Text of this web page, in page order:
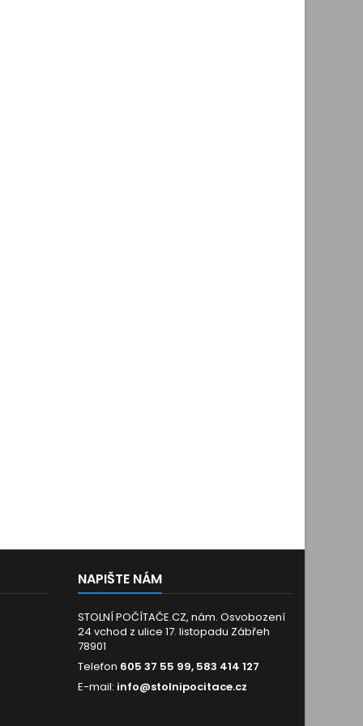
NAPIŠTE NÁM
STOLNÍ POČÍTAČE.CZ, nám. Osvobození
24 vchod z ulice 17. listopadu Zábřeh
78901
Telefon 605 37 55 99, 583 414 127
E-mail: info@stolnipocitace.cz